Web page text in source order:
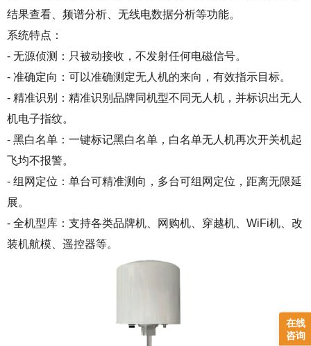
结果查看、频谱分析、无线电数据分析等功能。
系统特点：
- 无源侦测：只被动接收，不发射任何电磁信号。
- 准确定向：可以准确测定无人机的来向，有效指示目标。
- 精准识别：精准识别品牌同机型不同无人机，并标识出无人
机电子指纹。
- 黑白名单：一键标记黑白名单，白名单无人机再次开关机起
飞均不报警。
- 组网定位：单台可精准测向，多台可组网定位，距离无限延
展。
- 全机型库：支持各类品牌机、网购机、穿越机、WiFi机、改
装机航模、遥控器等。
在线
咨询